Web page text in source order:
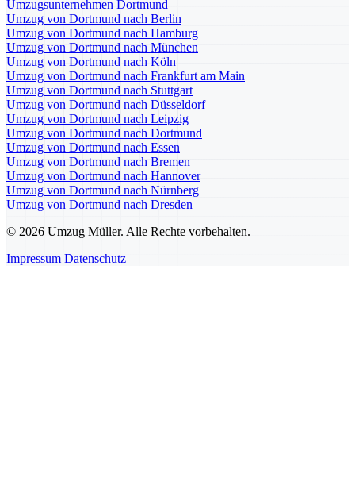
Umzugsunternehmen Dortmund
Umzug von Dortmund nach Berlin
Umzug von Dortmund nach Hamburg
Umzug von Dortmund nach München
Umzug von Dortmund nach Köln
Umzug von Dortmund nach Frankfurt am Main
Umzug von Dortmund nach Stuttgart
Umzug von Dortmund nach Düsseldorf
Umzug von Dortmund nach Leipzig
Umzug von Dortmund nach Dortmund
Umzug von Dortmund nach Essen
Umzug von Dortmund nach Bremen
Umzug von Dortmund nach Hannover
Umzug von Dortmund nach Nürnberg
Umzug von Dortmund nach Dresden
© 2026 Umzug Müller. Alle Rechte vorbehalten.
Impressum Datenschutz